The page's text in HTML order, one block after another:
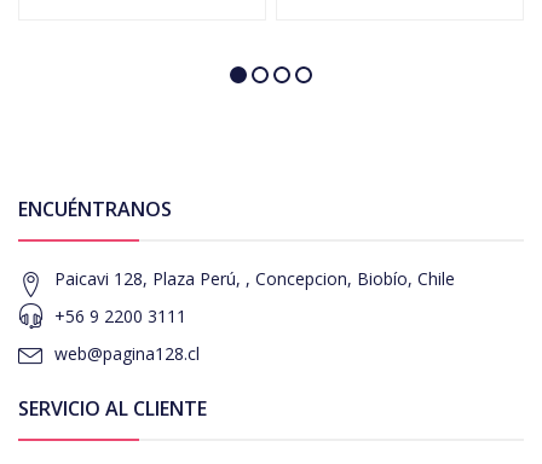
ENCUÉNTRANOS
Paicavi 128, Plaza Perú, , Concepcion, Biobío, Chile
+56 9 2200 3111
web@pagina128.cl
SERVICIO AL CLIENTE